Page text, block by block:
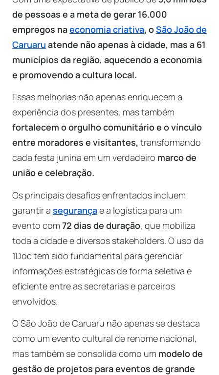
de pessoas e a meta de gerar 16.000
empregos naeconomia criativa, oSão João de
Caruaru atende não apenas à cidade, mas a 61
municípios da região, aquecendo a economia
e promovendo a cultura local.
Essas melhorias não apenas enriquecem a
experiência dos presentes, mas também
fortalecem o orgulho comunitário e o vínculo
entre moradores e visitantes, transformando
cada festa junina em um verdadeiro marco de
união e celebração.
Os principais desafios enfrentados incluem
garantir a segurançae a logística para um
evento com 72 dias de duração, que mobiliza
toda a cidade e diversos stakeholders. O uso da
1Doc tem sido fundamental para gerenciar
informações estratégicas de forma seletiva e
eficiente entre as secretarias e parceiros
envolvidos.
O São João de Caruaru não apenas se destaca
como um evento cultural de renome nacional,
mas também se consolida como um modelo de
gestão de projetos para eventos de grande